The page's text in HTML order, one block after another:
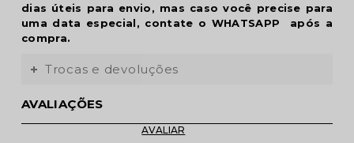
dias úteis para envio, mas caso você precise para
uma data especial, contate o WHATSAPP após a
compra.
Trocas e devoluções
AVALIAÇÕES